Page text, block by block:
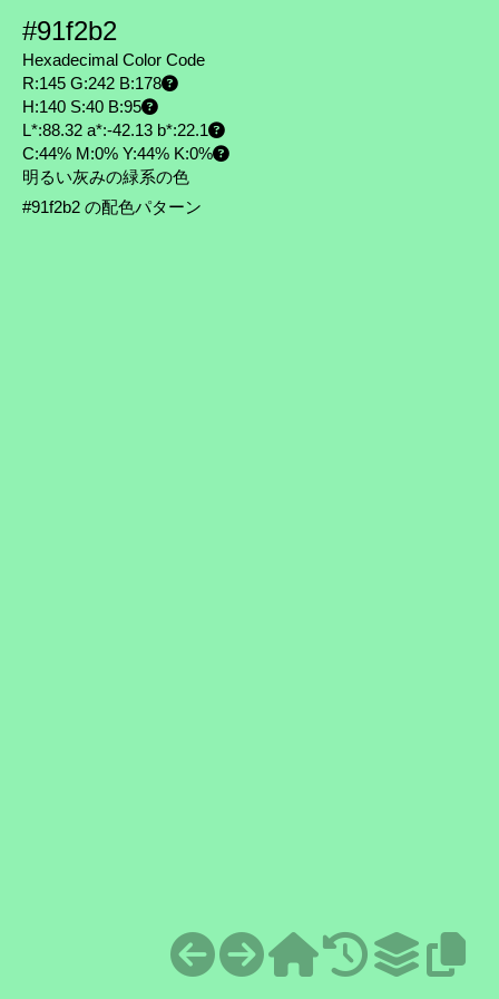
#91f2b2
Hexadecimal Color Code
R:145 G:242 B:178
H:140 S:40 B:95
L*:88.32 a*:-42.13 b*:22.1
C:44% M:0% Y:44% K:0%
明るい灰みの緑系の色
#91f2b2 の配色パターン